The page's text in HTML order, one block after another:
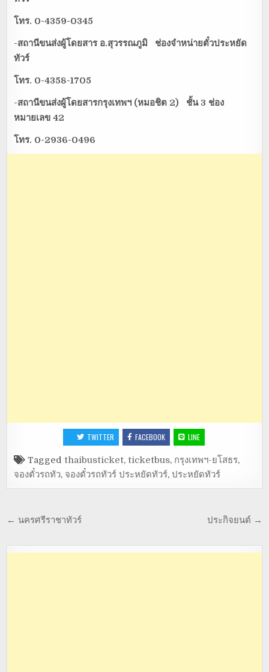
โทร. 0-4359-0345
-สถานีขนส่งผู้โดยสาร อ.สุวรรณภูมิ ช่องจำหน่ายตั๋วประหยัด
ทัวร์
โทร. 0-4358-1705
-สถานีขนส่งผู้โดยสารกรุงเทพฯ (หมอชิต 2) ชั้น 3 ช่อง
หมายเลข 42
โทร. 0-2936-0496
TWITTER FACEBOOK LINE
Taggedthaibusticket,ticketbus, กรุงเทพฯ-ยโสธร,
จองตั๋วรถทัว, จองตั๋วรถทัวร์ ประหยัดทัวร์,ประหยัดทัวร์
ประกิจยนต์ →
← นครศรีราชาทัวร์